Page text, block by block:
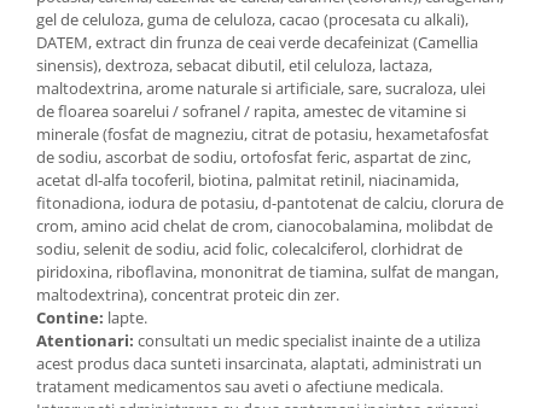
gel de celuloza, guma de celuloza, cacao (procesata cu alkali),
DATEM, extract din frunza de ceai verde decafeinizat (Camellia
sinensis), dextroza, sebacat dibutil, etil celuloza, lactaza,
maltodextrina, arome naturale si artificiale, sare, sucraloza, ulei
de floarea soarelui / sofranel / rapita, amestec de vitamine si
minerale (fosfat de magneziu, citrat de potasiu, hexametafosfat
de sodiu, ascorbat de sodiu, ortofosfat feric, aspartat de zinc,
acetat dl-alfa tocoferil, biotina, palmitat retinil, niacinamida,
fitonadiona, iodura de potasiu, d-pantotenat de calciu, clorura de
crom, amino acid chelat de crom, cianocobalamina, molibdat de
sodiu, selenit de sodiu, acid folic, colecalciferol, clorhidrat de
piridoxina, riboflavina, mononitrat de tiamina, sulfat de mangan,
maltodextrina), concentrat proteic din zer.
Contine: lapte.
Atentionari: consultati un medic specialist inainte de a utiliza
acest produs daca sunteti insarcinata, alaptati, administrati un
tratament medicamentos sau aveti o afectiune medicala.